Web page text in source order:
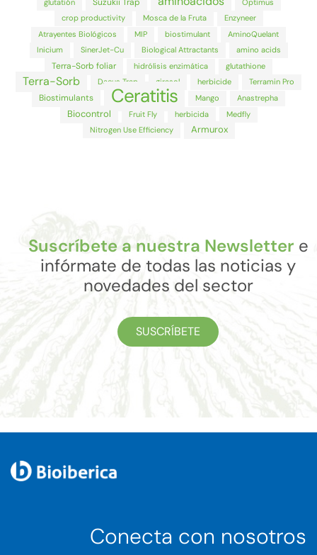
glutatión
Optimus
crop productivity
Mosca de la Fruta
Enzyneer
Atrayentes Biológicos
MIP biostimulant
AminoQuelant
Inicium
SinerJet-Cu Biological Attractants amino acids
Terra-Sorb foliar hidrólisis enzimática glutathione
Terra-Sorb Dacus Trap girasol herbicide Terramin Pro
Biostimulants Ceratitis Mango Anastrepha
Biocontrol Fruit Fly herbicida
Medfly
Nitrogen Use Efficiency
Armurox
Suscríbete a nuestra Newsletter e
infórmate de todas las noticias y
novedades del sector
SUSCRÍBETE
Conecta con nosotros